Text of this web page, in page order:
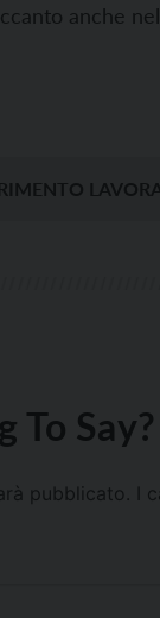
anche
To Say?
pubblicato. I